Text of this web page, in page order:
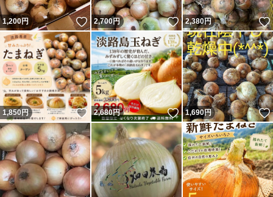
1,200円 いいね！
2,700円 いいね！
2,380円
1,850 円 いいね！
2,680円 いいね！
1,690円